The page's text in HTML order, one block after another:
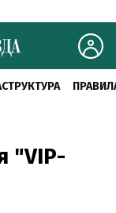
"VIP-